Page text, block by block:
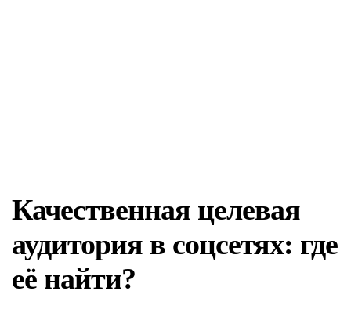
Качественная целевая
аудитория в соцсетях: где
её найти?